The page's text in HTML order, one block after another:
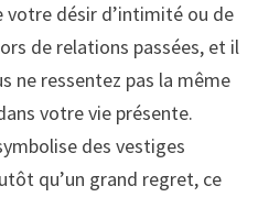
désir d’intimité ou de
de relations passées, et il
ne ressentez pas la même
votre vie présente.
des vestiges
qu’un grand regret, ce